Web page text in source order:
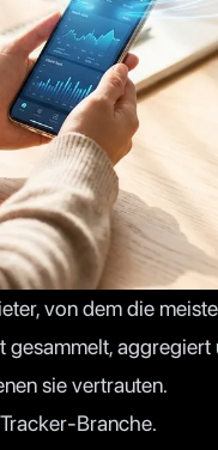
von dem die
sie vertrauten.
Branche.